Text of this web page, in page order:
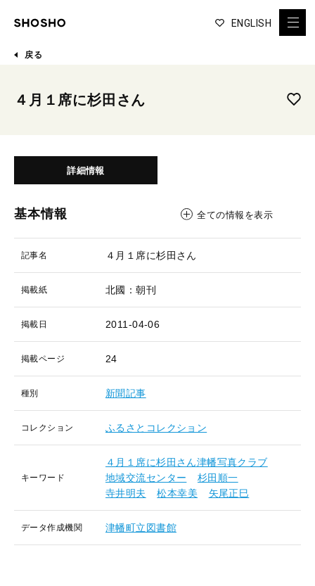
ENGLISH
戻る
４月１席に杉田さん
詳細情報
基本情報 全ての情報を表示
記事名 ４月１席に杉田さん
掲載紙 北國：朝刊
掲載日 2011-04-06
掲載ページ 24
種別 新聞記事
コレクション ふるさとコレクション
キーワード
４月１席に杉田さん津幡写真クラブ
地域交流センター
杉田順一
寺井明夫
松本幸美 矢尾正巳
データ作成機関 津幡町立図書館